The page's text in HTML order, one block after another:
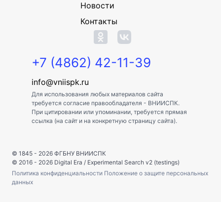
Новости
Контакты
+7 (4862) 42-11-39
info@vniispk.ru
Для использования любых материалов сайта
требуется согласие правообладателя - ВНИИСПК.
При цитировании или упоминании, требуется прямая
ссылка (на сайт и на конкретную страницу сайта).
© 1845 - 2026 ФГБНУ ВНИИСПК
© 2016 - 2026 Digital Era / Experimental Search v2 (testings)
Политика конфиденциальности Положение о защите персональных
данных